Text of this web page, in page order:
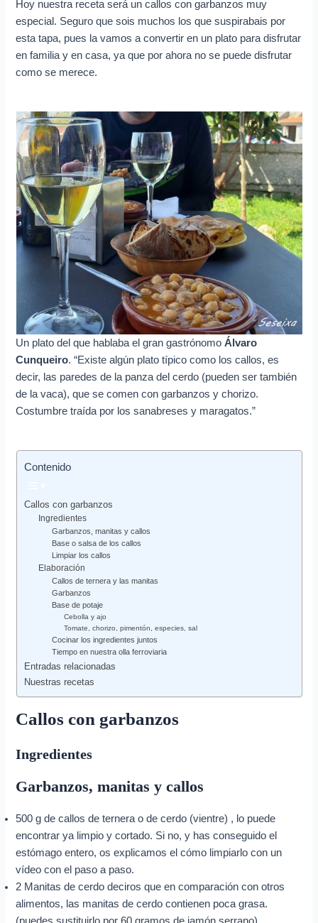
Hoy nuestra receta será un callos con garbanzos muy
especial. Seguro que sois muchos los que suspirabais por
esta tapa, pues la vamos a convertir en un plato para disfrutar
en familia y en casa, ya que por ahora no se puede disfrutar
como se merece.
Un plato del que hablaba el gran gastrónomoÁlvaro
Cunqueiro. “Existe algún plato típico como los callos, es
decir, las paredes de la panza del cerdo (pueden ser también
de la vaca), que se comen con garbanzos y chorizo.
Costumbre traída por los sanabreses y maragatos.”
Contenido
Callos con garbanzos
Ingredientes
Garbanzos, manitas y callos
Base o salsa de los callos
Limpiar los callos
Elaboración
Callos de ternera y las manitas
Garbanzos
Base de potaje
Cebolla y ajo
Tomate, chorizo, pimentón, especies, sal
Cocinar los ingredientes juntos
Tiempo en nuestra olla ferroviaria
Entradas relacionadas
Nuestras recetas
Callos con garbanzos
Ingredientes
Garbanzos, manitas y callos
500 g de callos de ternera o de cerdo (vientre) , lo puede
encontrar ya limpio y cortado. Si no, y has conseguido el
estómago entero, os explicamos el cómo limpiarlo con un
vídeo con el paso a paso.
2 Manitas de cerdo deciros que en comparación con otros
alimentos, las manitas de cerdo contienen poca grasa.
(puedes sustituirlo por 60 gramos de jamón serrano)